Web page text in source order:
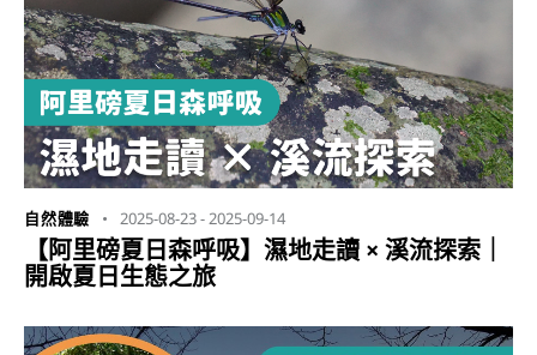
自然體驗 2025-08-23- 2025-09-14
【阿里磅夏日森呼吸】濕地走讀 × 溪流探索｜
開啟夏日生態之旅